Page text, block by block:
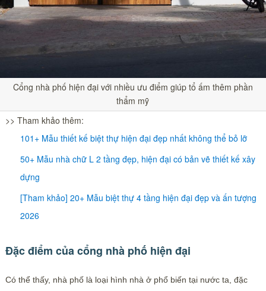
Cổng nhà phố hiện đại với nhiều ưu điểm giúp tổ ấm thêm phần
thẩm mỹ
>> Tham khảo thêm:
101+ Mẫu thiết kế biệt thự hiện đại đẹp nhất không thể bỏ lỡ
50+ Mẫu nhà chữ L 2 tầng đẹp, hiện đại có bản vẽ thiết kế xây
dựng
[Tham khảo] 20+ Mẫu biệt thự 4 tầng hiện đại đẹp và ấn tượng
2026
Đặc điểm của cổng nhà phố hiện đại
Có thể thấy, nhà phố là loại hình nhà ở phổ biến tại nước ta, đặc